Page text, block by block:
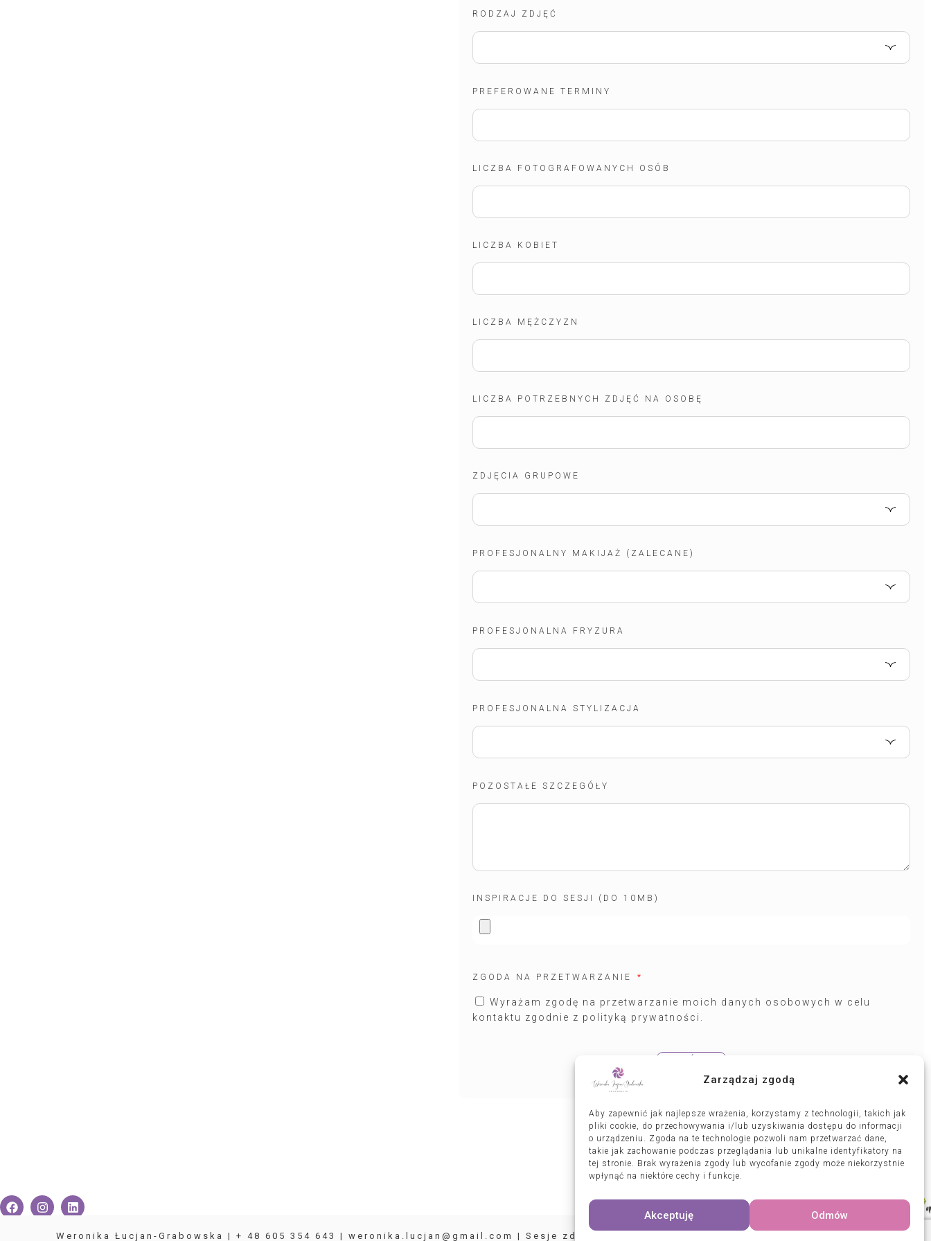
Zarządzaj zgodą
Aby zapewnić jak najlepsze wrażenia, korzystamy z technologii, takich jak
pliki cookie, do przechowywania i/lub uzyskiwania dostępu do informacji
o urządzeniu. Zgoda na te technologie pozwoli nam przetwarzać dane,
takie jak zachowanie podczas przeglądania lub unikalne identyfikatory na
tej stronie. Brak wyrażenia zgody lub wycofanie zgody może niekorzystnie
wpłynąć na niektóre cechy i funkcje.
Akceptuję Odmów
RODZAJ ZDJĘĆ
PREFEROWANE TERMINY
LICZBA FOTOGRAFOWANYCH OSÓB
LICZBA KOBIET
LICZBA MĘŻCZYZN
LICZBA POTRZEBNYCH ZDJĘĆ NA OSOBĘ
ZDJĘCIA GRUPOWE
PROFESJONALNY MAKIJAŻ (ZALECANE)
PROFESJONALNA FRYZURA
PROFESJONALNA STYLIZACJA
POZOSTAŁE SZCZEGÓŁY
INSPIRACJE DO SESJI (DO 10MB)
ZGODA NA PRZETWARZANIE
Wyrażam zgodę na przetwarzanie moich danych osobowych w celu
kontaktu zgodnie z polityką prywatności.
Weronika Łucjan-Grabowska | + 48 605 354 643 | weronika.lucjan@gmail.com | Sesje zdjęciowe w Warszawie, Rozalinie oraz całej Polsce